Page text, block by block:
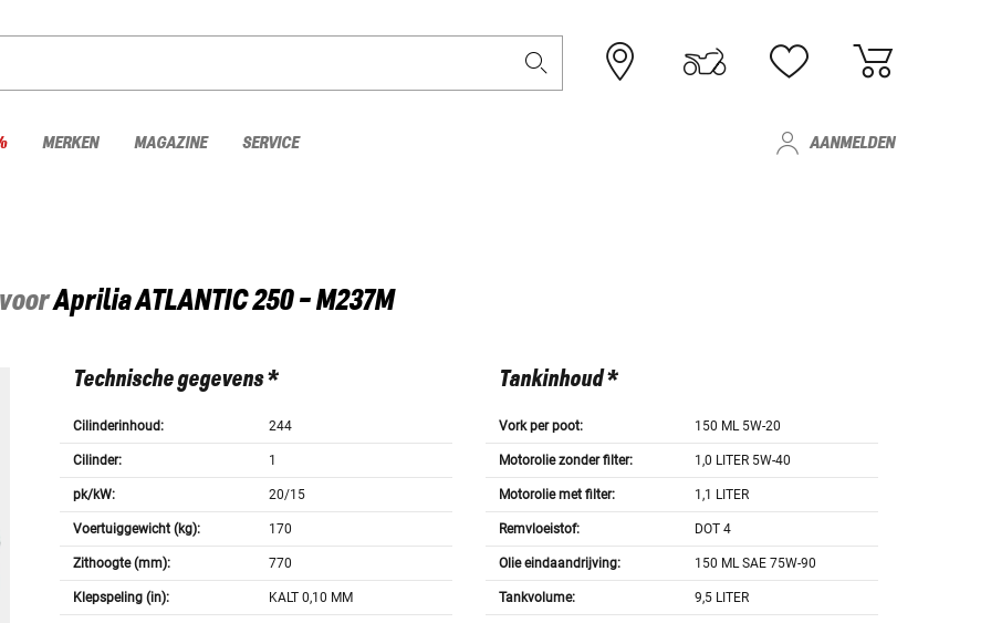
MERKEN MAGAZINE SERVICE AANMELDEN
ApriliaATLANTIC 250 - M237M
Technische gegevens *
Cilinderinhoud: 244
Cilinder: 1
pk/kW: 20/15
Voertuiggewicht (kg): 170
Zithoogte (mm): 770
Klepspeling (in): KALT 0,10 MM
Tankinhoud *
Vork per poot: 150 ML 5W-20
Motorolie zonder filter: 1,0 LITER 5W-40
Motorolie met filter: 1,1 LITER
Remvloeistof: DOT 4
Olie eindaandrijving: 150 ML SAE 75W-90
Tankvolume: 9,5 LITER